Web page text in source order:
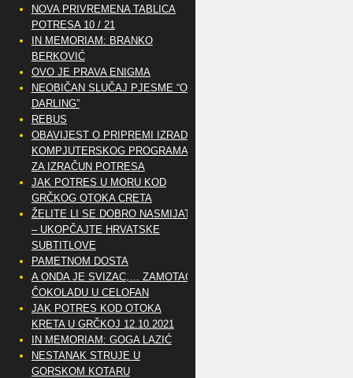
NOVA PRIVREMENA TABLICA
POTRESA 10 / 21
IN MEMORIAM: BRANKO
BERKOVIĆ
OVO JE PRAVA ENIGMA
NEOBIČAN SLUČAJ PJESME “OH
DARLING”
REBUS
OBAVIJEST O PRIPREMI IZRADE
KOMPJUTERSKOG PROGRAMA
ZA IZRAČUN POTRESA
JAK POTRES U MORU KOD
GRČKOG OTOKA CRETA
ŽELITE LI SE DOBRO NASMIJATI
– UKOPČAJTE HRVATSKE
SUBTITLOVE
PAMETNOM DOSTA
A ONDA JE SVIZAC,… ZAMOTAO
ČOKOLADU U CELOFAN
JAK POTRES KOD OTOKA
KRETA U GRČKOJ 12.10.2021
IN MEMORIAM: GOGA LAZIĆ
NESTANAK STRUJE U
GORSKOM KOTARU